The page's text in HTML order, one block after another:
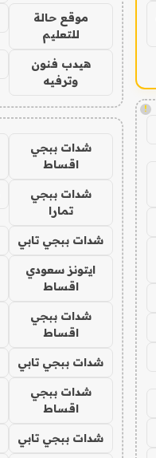
!
موقع حالة
للتعليم
هيدب فنون
وترفيه
شدات ببجي
اقساط
شدات ببجي
تمارا
شدات ببجي تابي
ايتونز سعودي
اقساط
شدات ببجي
اقساط
شدات ببجي تابي
شدات ببجي
اقساط
شدات ببجي تابي